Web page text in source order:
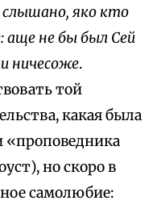
яко кто
аще не бы был Сей
ничесоже.
той
какая была
«проповедника
но скоро в
самолюбие: